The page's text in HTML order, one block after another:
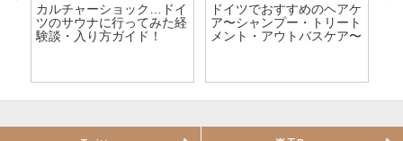
カルチャーショック…ドイ
ツのサウナに行ってみた経
験談・入り方ガイド！
ドイツでおすすめのヘアケ
ア〜シャンプー・トリート
メント・アウトバスケア〜